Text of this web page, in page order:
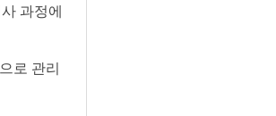
과정에
로 관리